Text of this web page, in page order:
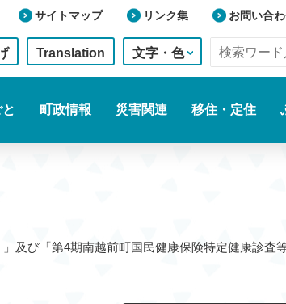
サイトマップ リンク集 お問い合
Translation 文字・色
町政情報 災害関連 移住・定住
」及び「第4期南越前町国民健康保険特定健康診